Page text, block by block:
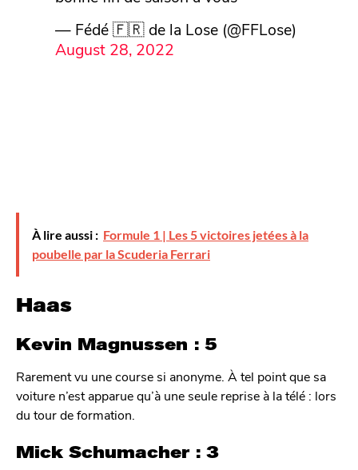
— Fédé 🇫🇷 de la Lose (@FFLose)
August 28, 2022
À lire aussi : Formule 1 | Les 5 victoires jetées à la
poubelle par la Scuderia Ferrari
Haas
Kevin Magnussen : 5
Rarement vu une course si anonyme. À tel point que sa
voiture n’est apparue qu’à une seule reprise à la télé : lors
du tour de formation.
Mick Schumacher : 3